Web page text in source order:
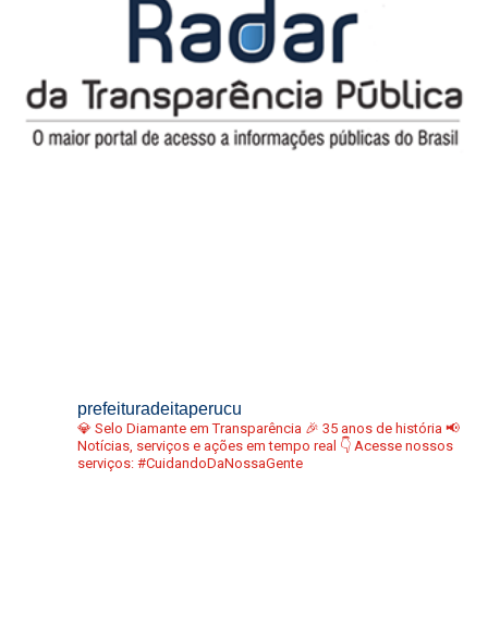
prefeituradeitaperucu
💎 Selo Diamante em Transparência 🎉 35 anos de história 📢
Notícias, serviços e ações em tempo real 👇 Acesse nossos
serviços: #CuidandoDaNossaGente